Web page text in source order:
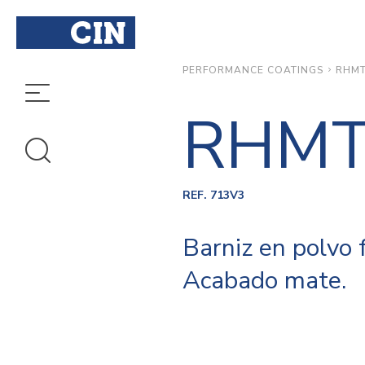
PERFORMANCE COATINGS
REF. 713V3
Barniz en polvo
Acabado mate.